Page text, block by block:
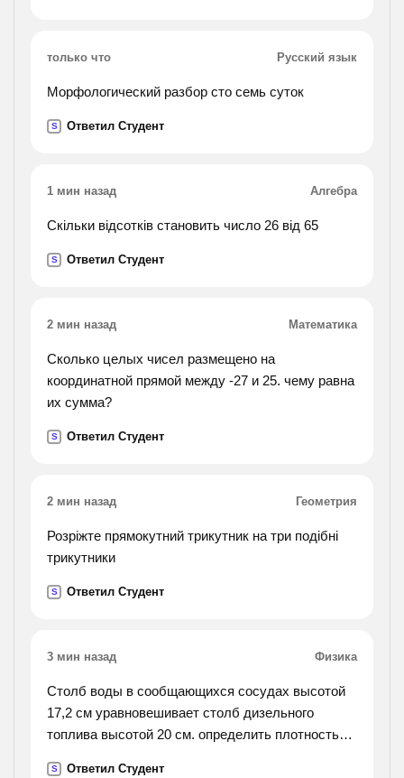
только что Русский язык
Морфологический разбор сто семь суток
S Ответил Студент
1 мин назад Алгебра
Скільки відсотків становить число 26 від 65
S Ответил Студент
2 мин назад Математика
Сколько целых чисел размещено на
координатной прямой между -27 и 25. чему равна
их сумма?
S Ответил Студент
2 мин назад Геометрия
Розріжте прямокутний трикутник на три подібні
трикутники
S Ответил Студент
3 мин назад Физика
Столб воды в сообщающихся сосудах высотой
17,2 см уравновешивает столб дизельного
топлива высотой 20 см. определить плотность
S Ответил Студент